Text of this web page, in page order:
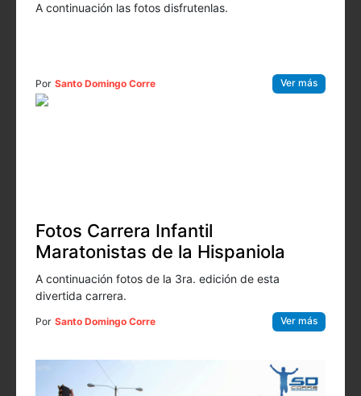
A continuación las fotos disfrutenlas.
Por Santo Domingo Corre Ver más
Fotos Carrera Infantil
Maratonistas de la Hispaniola
A continuación fotos de la 3ra. edición de esta
divertida carrera.
Por Santo Domingo Corre Ver más